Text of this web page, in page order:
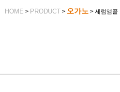
HOME > PRODUCT > 오가노 > 세럼앰플